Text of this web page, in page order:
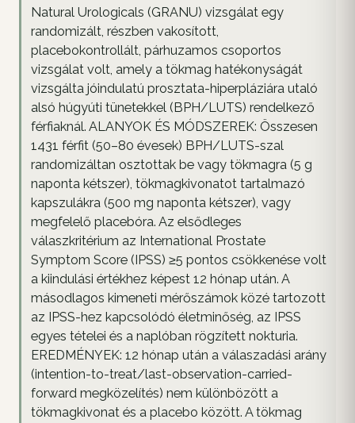
Natural Urologicals (GRANU) vizsgálat egy
randomizált, részben vakosított,
placebokontrollált, párhuzamos csoportos
vizsgálat volt, amely a tökmag hatékonyságát
vizsgálta jóindulatú prosztata-hiperpláziára utaló
alsó húgyúti tünetekkel (BPH/LUTS) rendelkező
férfiaknál. ALANYOK ÉS MÓDSZEREK: Összesen
1431 férfit (50–80 évesek) BPH/LUTS-szal
randomizáltan osztottak be vagy tökmagra (5 g
naponta kétszer), tökmagkivonatot tartalmazó
kapszulákra (500 mg naponta kétszer), vagy
megfelelő placebóra. Az elsődleges
válaszkritérium az International Prostate
Symptom Score (IPSS) ≥5 pontos csökkenése volt
a kiindulási értékhez képest 12 hónap után. A
másodlagos kimeneti mérőszámok közé tartozott
az IPSS-hez kapcsolódó életminőség, az IPSS
egyes tételei és a naplóban rögzített nokturia.
EREDMÉNYEK: 12 hónap után a válaszadási arány
(intention-to-treat/last-observation-carried-
forward megközelítés) nem különbözött a
tökmagkivonat és a placebo között. A tökmag